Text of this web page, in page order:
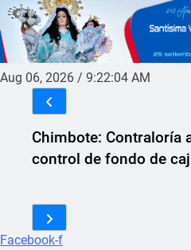
Aug 06, 2026 / 9:22:04 AM
Chimbote: Contraloría
control de fondo de
Facebook-f